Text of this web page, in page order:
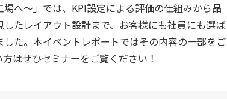
へ〜」では、KPI設定による評価の仕組みから品
たレイアウト設計まで、お客様にも社員にも選ば
た。本イベントレポートではその内容の一部をご
はぜひセミナーをご覧ください！